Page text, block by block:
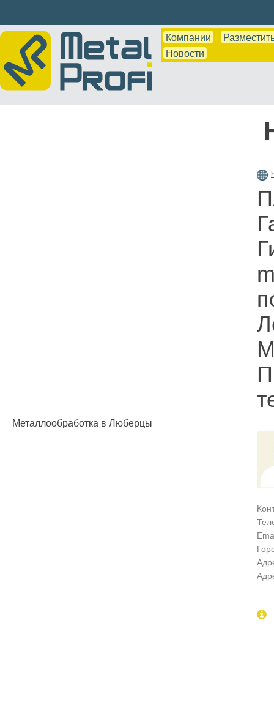
Компании
Новости
Металлообработка в Люберцы